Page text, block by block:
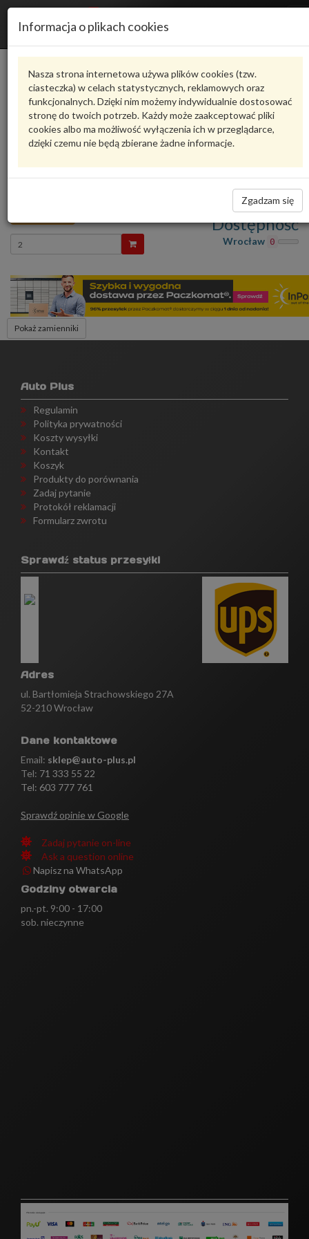
Informacja o plikach cookies
Nasza strona internetowa używa plików cookies (tzw.
ciasteczka) w celach statystycznych, reklamowych oraz
funkcjonalnych. Dzięki nim możemy indywidualnie dostosować
stronę do twoich potrzeb. Każdy może zaakceptować pliki
cookies albo ma możliwość wyłączenia ich w przeglądarce,
dzięki czemu nie będą zbierane żadne informacje.
Zgadzam się
Karta produktu
8DD 355 118-971HELLA
oceń produkt
Zadaj pytanie o produkt
355 118-971 HELLA
Wprowadź
ilość
Dostępność
Wrocław 0
Pokaż zamienniki
Auto Plus
Regulamin
Polityka prywatności
Koszty wysyłki
Kontakt
Koszyk
Produkty do porównania
Zadaj pytanie
Protokół reklamacji
Formularz zwrotu
Sprawdź status przesyłki
Adres
ul. Bartłomieja Strachowskiego 27A
52-210 Wrocław
Dane kontaktowe
Email: sklep@auto-plus.pl
Tel: 71 333 55 22
Tel: 603 777 761
Sprawdź opinie w Google
Zadaj pytanie on-line
Ask a question online
Napisz na WhatsApp
Godziny otwarcia
pn.-pt. 9:00 - 17:00
sob. nieczynne